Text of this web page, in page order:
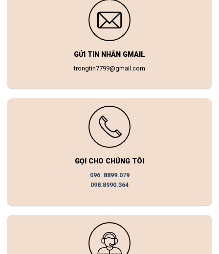
GỬI TIN NHẮN GMAIL
trongtin7799@gmail.com
GỌI CHO CHÚNG TÔI
096. 8899.079
098.8990.364